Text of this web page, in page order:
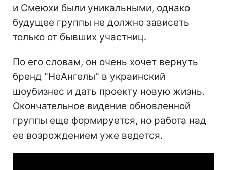
и Смеюхи были уникальными, однако
будущее группы не должно зависеть
только от бывших участниц.
По его словам, он очень хочет вернуть
бренд "НеАнгелы" в украинский
шоубизнес и дать проекту новую жизнь.
Окончательное видение обновленной
группы еще формируется, но работа над
ее возрождением уже ведется.